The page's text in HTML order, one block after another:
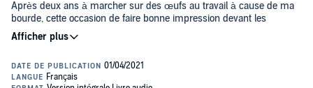
Après deux ans à marcher sur des œufs au travail à cause de ma
bourde, cette occasion de faire bonne impression devant les
associés était une chance à saisir. Ou du moins, je le croyais...
Jusqu'à ce que, en entrant dans la salle de réunion, je heurte de
plein fouet l'homme que je devais tenter de convaincre. Mon café